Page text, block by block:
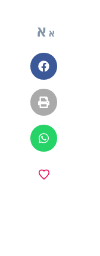
א א
פייסבוק
הדפסה
ווטסאפ